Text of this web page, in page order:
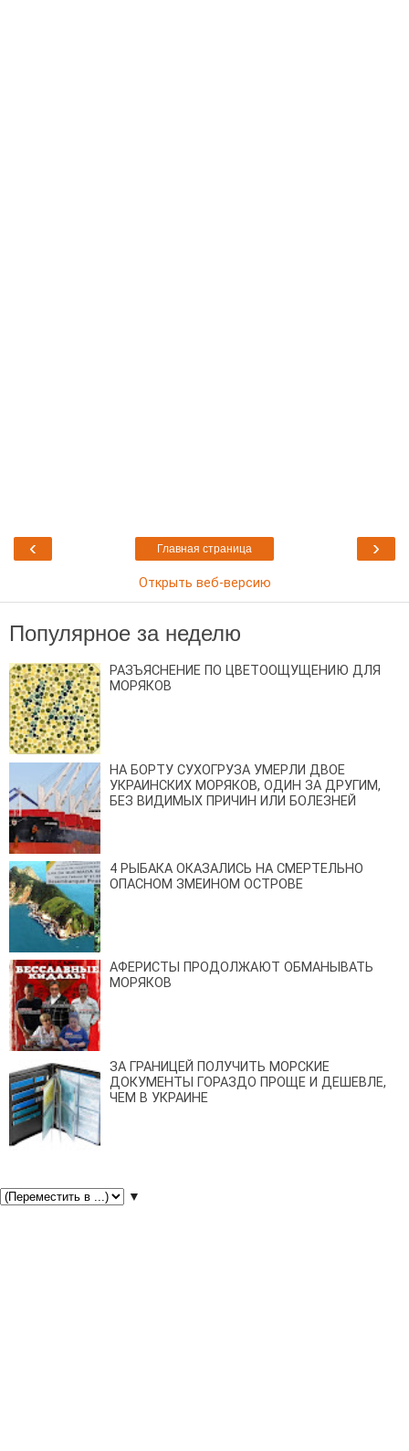
‹ ›
Главная страница
Открыть веб-версию
Популярное за неделю
РАЗЪЯСНЕНИЕ ПО ЦВЕТООЩУЩЕНИЮ ДЛЯ
МОРЯКОВ
НА БОРТУ СУХОГРУЗА УМЕРЛИ ДВОЕ
УКРАИНСКИХ МОРЯКОВ, ОДИН ЗА ДРУГИМ,
БЕЗ ВИДИМЫХ ПРИЧИН ИЛИ БОЛЕЗНЕЙ
4 РЫБАКА ОКАЗАЛИСЬ НА СМЕРТЕЛЬНО
ОПАСНОМ ЗМЕИНОМ ОСТРОВЕ
АФЕРИСТЫ ПРОДОЛЖАЮТ ОБМАНЫВАТЬ
МОРЯКОВ
ЗА ГРАНИЦЕЙ ПОЛУЧИТЬ МОРСКИЕ
ДОКУМЕНТЫ ГОРАЗДО ПРОЩЕ И ДЕШЕВЛЕ,
ЧЕМ В УКРАИНЕ
▼